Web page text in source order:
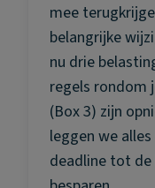
mee
belangrijke
nu drie
regels rondom
(Box 3) zijn
leggen we
deadline tot